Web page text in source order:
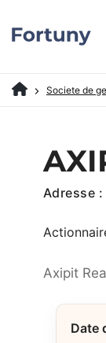
Societe de
Adresse :
Axipit
Date